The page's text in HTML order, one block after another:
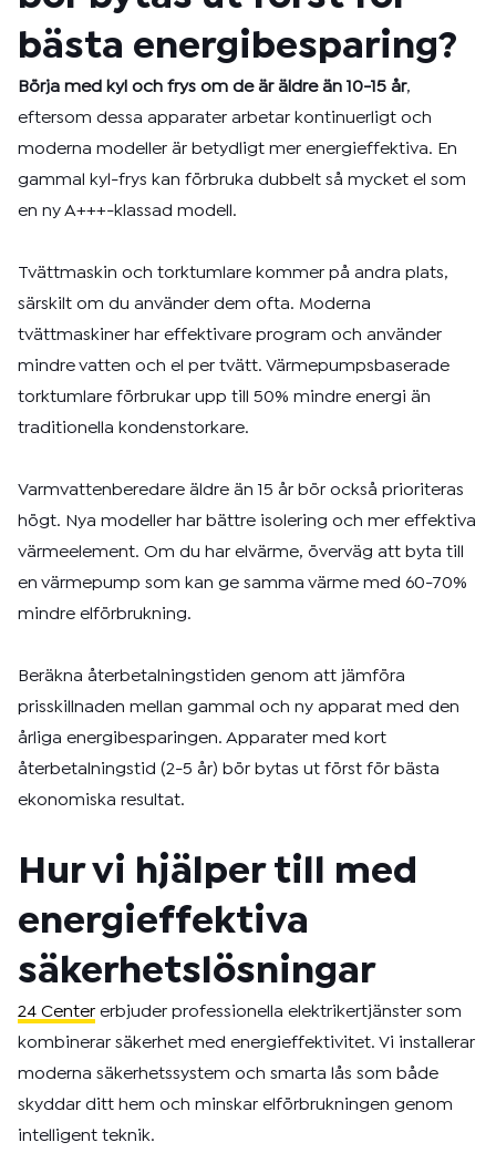
bästa energibesparing?
Börja med kyl och frys om de är äldre än 10-15 år,
eftersom dessa apparater arbetar kontinuerligt och
moderna modeller är betydligt mer energieffektiva. En
gammal kyl-frys kan förbruka dubbelt så mycket el som
en ny A+++-klassad modell.
Tvättmaskin och torktumlare kommer på andra plats,
särskilt om du använder dem ofta. Moderna
tvättmaskiner har effektivare program och använder
mindre vatten och el per tvätt. Värmepumpsbaserade
torktumlare förbrukar upp till 50% mindre energi än
traditionella kondenstorkare.
Varmvattenberedare äldre än 15 år bör också prioriteras
högt. Nya modeller har bättre isolering och mer effektiva
värmeelement. Om du har elvärme, överväg att byta till
en värmepump som kan ge samma värme med 60-70%
mindre elförbrukning.
Beräkna återbetalningstiden genom att jämföra
prisskillnaden mellan gammal och ny apparat med den
årliga energibesparingen. Apparater med kort
återbetalningstid (2-5 år) bör bytas ut först för bästa
ekonomiska resultat.
Hur vi hjälper till med
energieffektiva
säkerhetslösningar
24 Center erbjuder professionella elektrikertjänster som
kombinerar säkerhet med energieffektivitet. Vi installerar
moderna säkerhetssystem och smarta lås som både
skyddar ditt hem och minskar elförbrukningen genom
intelligent teknik.